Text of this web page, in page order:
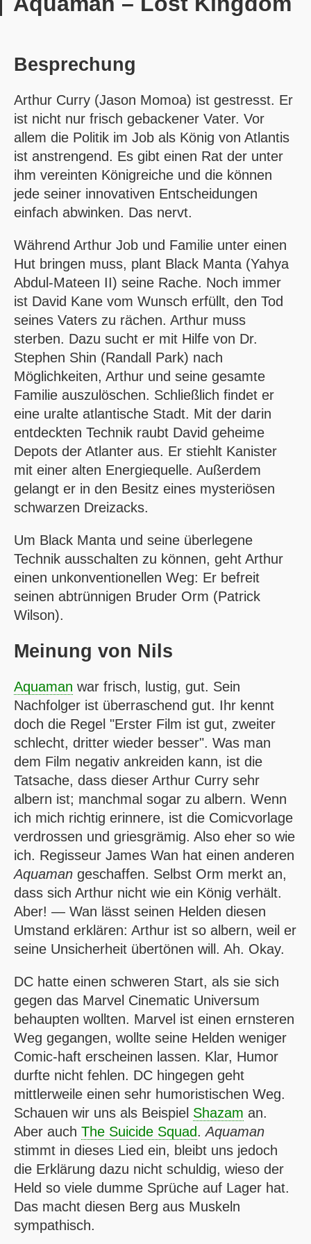
Besprechung
Arthur Curry (Jason Momoa) ist gestresst. Er
ist nicht nur frisch gebackener Vater. Vor
allem die Politik im Job als König von Atlantis
ist anstrengend. Es gibt einen Rat der unter
ihm vereinten Königreiche und die können
jede seiner innovativen Entscheidungen
einfach abwinken. Das nervt.
Während Arthur Job und Familie unter einen
Hut bringen muss, plant Black Manta (Yahya
Abdul-Mateen II) seine Rache. Noch immer
ist David Kane vom Wunsch erfüllt, den Tod
seines Vaters zu rächen. Arthur muss
sterben. Dazu sucht er mit Hilfe von Dr.
Stephen Shin (Randall Park) nach
Möglichkeiten, Arthur und seine gesamte
Familie auszulöschen. Schließlich findet er
eine uralte atlantische Stadt. Mit der darin
entdeckten Technik raubt David geheime
Depots der Atlanter aus. Er stiehlt Kanister
mit einer alten Energiequelle. Außerdem
gelangt er in den Besitz eines mysteriösen
schwarzen Dreizacks.
Um Black Manta und seine überlegene
Technik ausschalten zu können, geht Arthur
einen unkonventionellen Weg: Er befreit
seinen abtrünnigen Bruder Orm (Patrick
Wilson).
Meinung von Nils
Aquaman war frisch, lustig, gut. Sein
Nachfolger ist überraschend gut. Ihr kennt
doch die Regel "Erster Film ist gut, zweiter
schlecht, dritter wieder besser". Was man
dem Film negativ ankreiden kann, ist die
Tatsache, dass dieser Arthur Curry sehr
albern ist; manchmal sogar zu albern. Wenn
ich mich richtig erinnere, ist die Comicvorlage
verdrossen und griesgrämig. Also eher so wie
ich. Regisseur James Wan hat einen anderen
Aquaman geschaffen. Selbst Orm merkt an,
dass sich Arthur nicht wie ein König verhält.
Aber! — Wan lässt seinen Helden diesen
Umstand erklären: Arthur ist so albern, weil er
seine Unsicherheit übertönen will. Ah. Okay.
DC hatte einen schweren Start, als sie sich
gegen das Marvel Cinematic Universum
behaupten wollten. Marvel ist einen ernsteren
Weg gegangen, wollte seine Helden weniger
Comic-haft erscheinen lassen. Klar, Humor
durfte nicht fehlen. DC hingegen geht
mittlerweile einen sehr humoristischen Weg.
Schauen wir uns als Beispiel Shazam an.
Aber auch The Suicide Squad.Aquaman
stimmt in dieses Lied ein, bleibt uns jedoch
die Erklärung dazu nicht schuldig, wieso der
Held so viele dumme Sprüche auf Lager hat.
Das macht diesen Berg aus Muskeln
sympathisch.